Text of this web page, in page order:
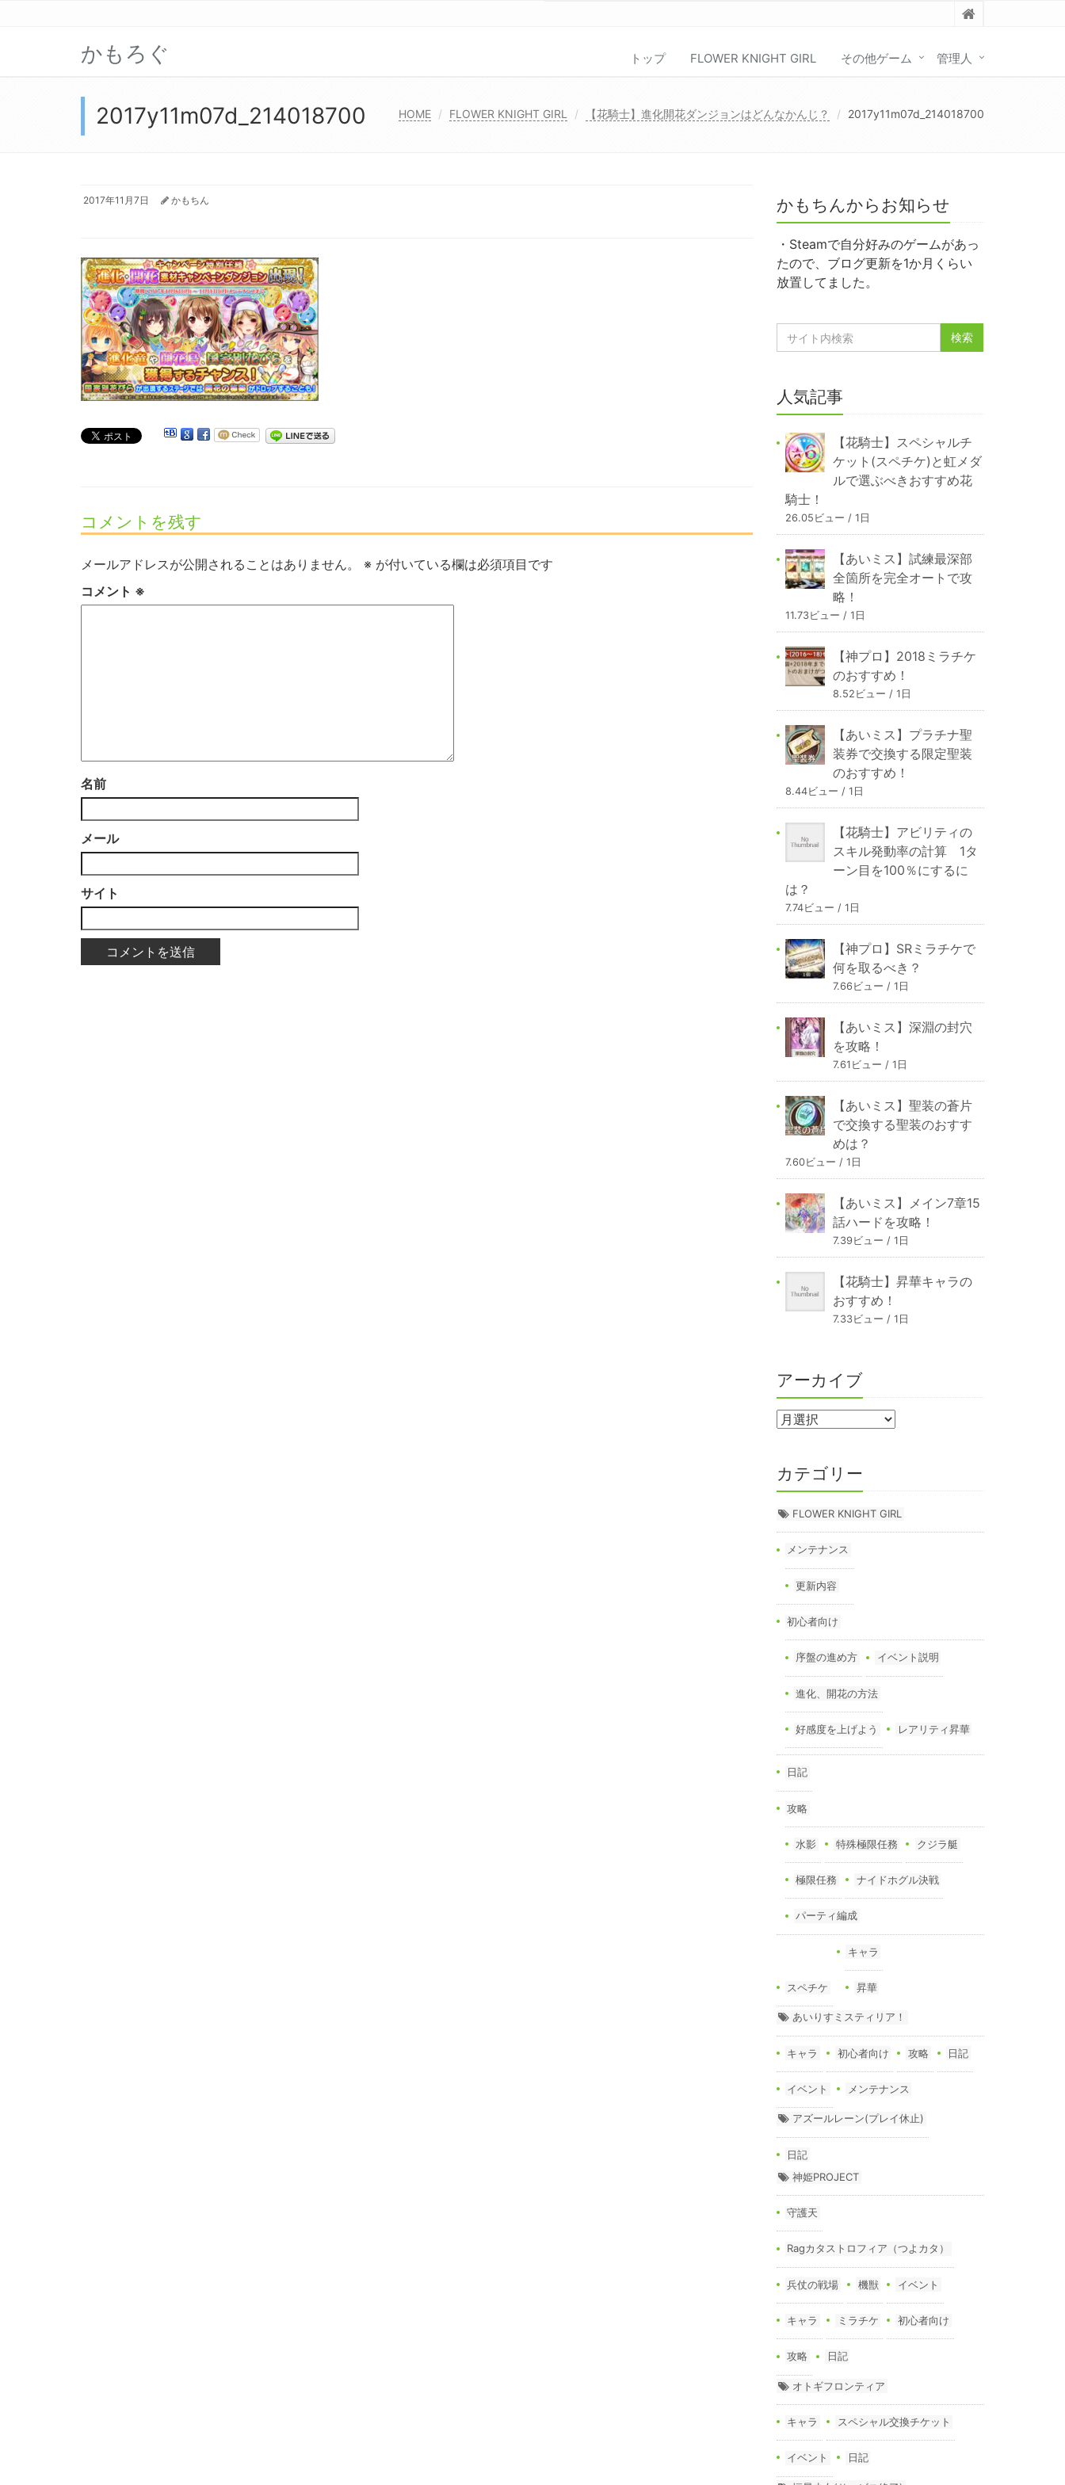
かもろぐ トップ FLOWER KNIGHT GIRL その他ゲーム 管理人
2017y11m07d_214018700 HOME FLOWER KNIGHT GIRL 【花騎士】進化開花ダンジョンはどんなかんじ？ 2017y11m07d_214018700
2017年11月7日 かもちん
コメントを残す
メールアドレスが公開されることはありません。 ※ が付いている欄は必須項目です
コメント ※
名前
メール
サイト
かもちんからお知らせ
・Steamで自分好みのゲームがあっ
たので、ブログ更新を1か月くらい
放置してました。
人気記事
【花騎士】スペシャルチ
ケット(スペチケ)と虹メダ
ルで選ぶべきおすすめ花
騎士！
26.05ビュー / 1日
【あいミス】試練最深部
全箇所を完全オートで攻
略！
11.73ビュー / 1日
【神プロ】2018ミラチケ
のおすすめ！
8.52ビュー / 1日
【あいミス】プラチナ聖
装券で交換する限定聖装
のおすすめ！
8.44ビュー / 1日
【花騎士】アビリティの
スキル発動率の計算 1タ
ーン目を100％にするに
は？
7.74ビュー / 1日
【神プロ】SRミラチケで
何を取るべき？
7.66ビュー / 1日
【あいミス】深淵の封穴
を攻略！
7.61ビュー / 1日
【あいミス】聖装の蒼片
で交換する聖装のおすす
めは？
7.60ビュー / 1日
【あいミス】メイン7章15
話ハードを攻略！
7.39ビュー / 1日
【花騎士】昇華キャラの
おすすめ！
7.33ビュー / 1日
アーカイブ
カテゴリー
FLOWER KNIGHT GIRL
メンテナンス
更新内容
初心者向け
序盤の進め方 イベント説明
進化、開花の方法
好感度を上げよう レアリティ昇華
日記
攻略
水影 特殊極限任務 クジラ艇
極限任務 ナイドホグル決戦
パーティ編成
スペチケ
キャラ
昇華
あいりすミスティリア！
キャラ 初心者向け 攻略 日記
イベント メンテナンス
アズールレーン(プレイ休止)
日記
神姫PROJECT
守護天
Ragカタストロフィア（つよカタ）
兵仗の戦場 機獣 イベント
キャラ ミラチケ 初心者向け
攻略 日記
オトギフロンティア
キャラ スペシャル交換チケット
イベント 日記